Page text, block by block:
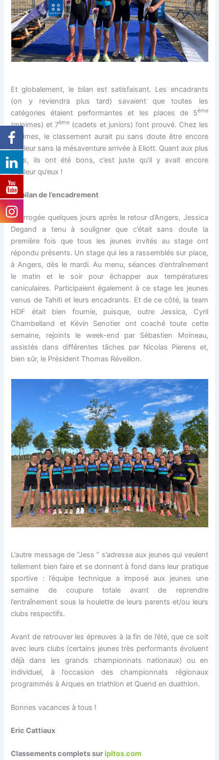
Et globalement, le bilan est satisfaisant. Les encadrants
(on y reviendra plus tard) savaient que toutes les
catégories étaient performantes et les places de 5ème
(minimes) et 7ème (cadets et juniors) l’ont prouvé. Chez les
minimes, le classement aurait pu sans doute être encore
meilleur sans la mésaventure arrivée à Eliott. Quant aux plus
âgés, ils ont été bons, c’est juste qu’il y avait encore
meilleur qu’eux !
Le bilan de l’encadrement
Interrogée quelques jours après le retour d’Angers, Jessica
Degand a tenu à souligner que c’était sans doute la
première fois que tous les jeunes invités au stage ont
répondu présents. Un stage qui les a rassemblés sur place,
à Angers, dès le mardi. Au menu, séances d’entraînement
le matin et le soir pour échapper aux températures
caniculaires. Participaient également à ce stage les jeunes
venus de Tahiti et leurs encadrants. Et de ce côté, la team
HDF était bien fournie, puisque, outre Jessica, Cyril
Chambelland et Kévin Senotier ont coaché toute cette
semaine, rejoints le week-end par Sébastien Moineau,
assistés dans différentes tâches par Nicolas Pierens et,
bien sûr, le Président Thomas Réveillon.
L’autre message de ‘’Jess ‘’ s’adresse aux jeunes qui veulent
tellement bien faire et se donnent à fond dans leur pratique
sportive : l’équipe technique a imposé aux jeunes une
semaine de coupure totale avant de reprendre
l’entraînement sous la houlette de leurs parents et/ou leurs
clubs respectifs.
Avant de retrouver les épreuves à la fin de l’été, que ce soit
avec leurs clubs (certains jeunes très performants évoluent
déjà dans les grands championnats nationaux) ou en
individuel, à l’occasion des championnats régionaux
programmés à Arques en triathlon et Quend en duathlon.
Bonnes vacances à tous !
Eric Cattiaux
Classements complets suripitos.com